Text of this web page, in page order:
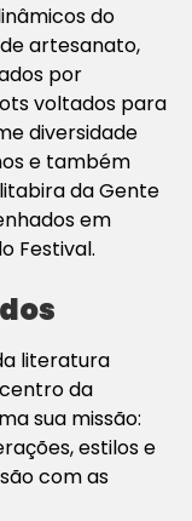
do
artesanato,
por
voltados para
diversidade
e também
da Gente
em
Festival.
literatura
da
sua missão:
estilos e
com as